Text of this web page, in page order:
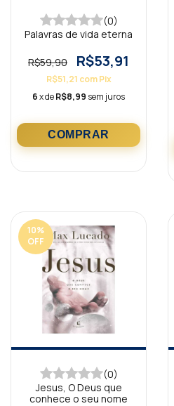
(0)
Palavras de vida eterna
R$59,90 R$53,91
R$51,21 com Pix
6x deR$8,99 sem juros
10%
OFF
(0)
Jesus, O Deus que
conhece o seu nome